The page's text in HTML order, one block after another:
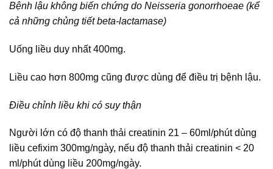
Bệnh lậu không biến chứng do Neisseria gonorrhoeae (kể
cả những chủng tiết beta-lactamase)
Uống liều duy nhất 400mg.
Liều cao hơn 800mg cũng được dùng để điều trị bệnh lậu.
Điều chỉnh liều khi có suy thận
Người lớn có độ thanh thải creatinin 21 – 60ml/phút dùng
liều cefixim 300mg/ngày, nếu độ thanh thải creatinin < 20
ml/phút dùng liều 200mg/ngày.